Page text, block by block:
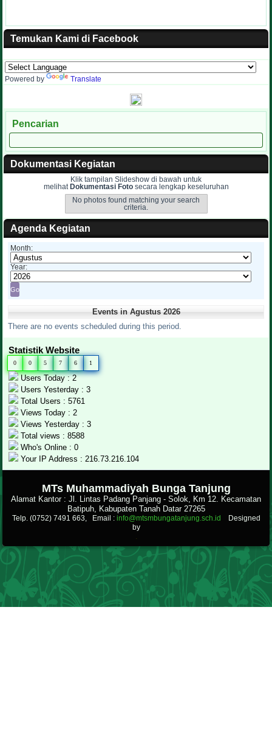
Temukan Kami di Facebook
Powered by Translate
Pencarian
Dokumentasi Kegiatan
Klik tampilan Slideshow di bawah untuk
melihat Dokumentasi Fotosecara lengkap keseluruhan
No photos found matching your search
criteria.
Agenda Kegiatan
Month:
Year:
Events in Agustus 2026
There are no events scheduled during this period.
Statistik Website
0 0 5 7 6 1
Users Today : 2
Users Yesterday : 3
Total Users : 5761
Views Today : 2
Views Yesterday : 3
Total views : 8588
Who's Online : 0
Your IP Address : 216.73.216.104
MTs Muhammadiyah Bunga Tanjung
Alamat Kantor : Jl. Lintas Padang Panjang - Solok, Km 12. Kecamatan
Batipuh, Kabupaten Tanah Datar 27265
Telp. (0752) 7491 663, Email : info@mtsmbungatanjung.sch.id
Designed
by
.